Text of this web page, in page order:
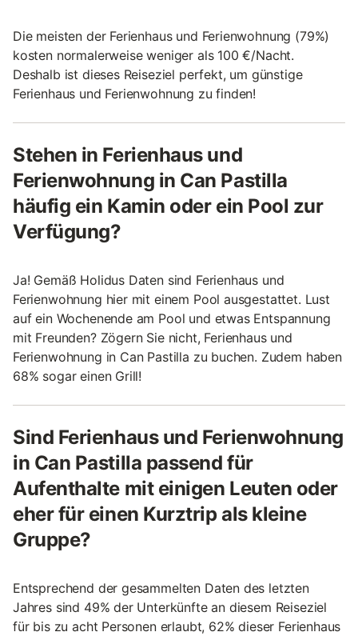
Die meisten der Ferienhaus und Ferienwohnung (79%)
kosten normalerweise weniger als 100 €/Nacht.
Deshalb ist dieses Reiseziel perfekt, um günstige
Ferienhaus und Ferienwohnung zu finden!
Stehen in Ferienhaus und
Ferienwohnung in Can Pastilla
häufig ein Kamin oder ein Pool zur
Verfügung?
Ja! Gemäß Holidus Daten sind Ferienhaus und
Ferienwohnung hier mit einem Pool ausgestattet. Lust
auf ein Wochenende am Pool und etwas Entspannung
mit Freunden? Zögern Sie nicht, Ferienhaus und
Ferienwohnung in Can Pastilla zu buchen. Zudem haben
68% sogar einen Grill!
Sind Ferienhaus und Ferienwohnung
in Can Pastilla passend für
Aufenthalte mit einigen Leuten oder
eher für einen Kurztrip als kleine
Gruppe?
Entsprechend der gesammelten Daten des letzten
Jahres sind 49% der Unterkünfte an diesem Reiseziel
für bis zu acht Personen erlaubt, 62% dieser Ferienhaus